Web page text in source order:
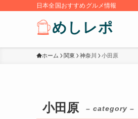
日本全国おすすめグルメ情報
ホーム 関東 神奈川 小田原
小田原 – category –